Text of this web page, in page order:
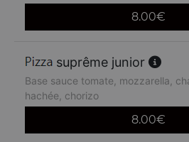
8.00€
suprême junior
Base sauce tomate, mozzarella,
hachée, chorizo
8.00€